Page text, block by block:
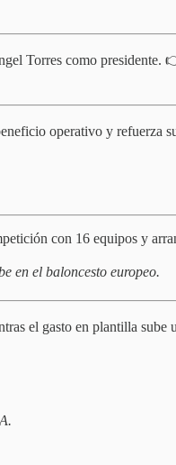
Torres como presidente.
operativo y refuerza
con 16 equipos y
en el baloncesto europeo.
el gasto en plantilla